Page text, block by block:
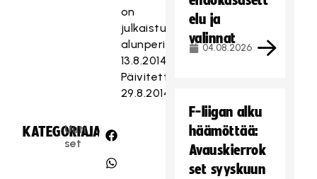
on
julkaistu
alunperin
13.8.2014.
Päivitetty
29.8.2014.
KATEGORIA:
Uuti
set
JAA:
elu ja
valinnat
04.08.2026
F-liigan alku
häämöttää:
Avauskierrok
set syyskuun